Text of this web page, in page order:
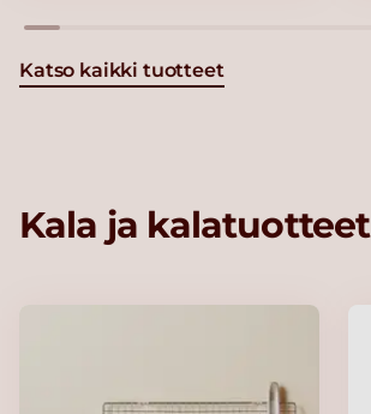
Katso kaikki tuotteet
Kala ja kalatuotteet